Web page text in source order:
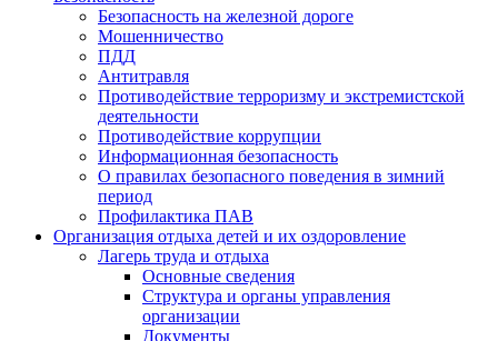
Безопасность на железной дороге
Мошенничество
ПДД
Антитравля
Противодействие терроризму и экстремистской
деятельности
Противодействие коррупции
Информационная безопасность
О правилах безопасного поведения в зимний
период
Профилактика ПАВ
Организация отдыха детей и их оздоровление
Лагерь труда и отдыха
Основные сведения
Структура и органы управления
организации
Документы